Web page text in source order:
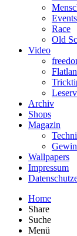
Events
Race
Old
Video
Archiv
Shops
Magazin
Wallpapers
Impressum
Home
Share
Suche
Menü